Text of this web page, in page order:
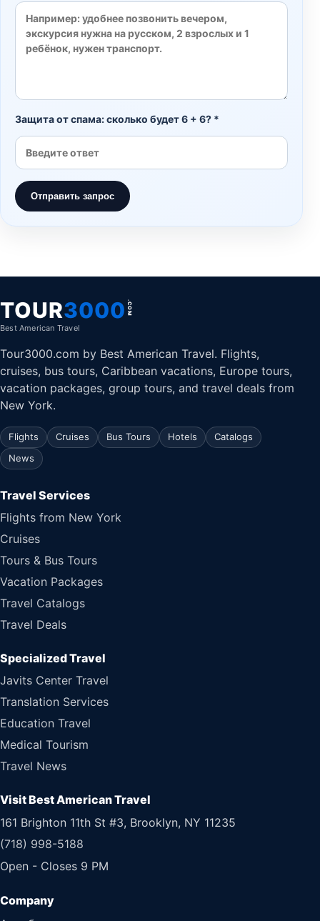
Защита от спама: сколько будет 6 + 6? *
Отправить запрос
TOUR3000 .COM
Best American Travel
Tour3000.com by Best American Travel. Flights,
cruises, bus tours, Caribbean vacations, Europe tours,
vacation packages, group tours, and travel deals from
New York.
Flights Cruises Bus Tours Hotels
Catalogs
News
Travel Services
Flights from New York
Cruises
Tours & Bus Tours
Vacation Packages
Travel Catalogs
Travel Deals
Specialized Travel
Javits Center Travel
Translation Services
Education Travel
Medical Tourism
Travel News
Visit Best American Travel
161 Brighton 11th St #3, Brooklyn, NY 11235
(718) 998-5188
Open - Closes 9 PM